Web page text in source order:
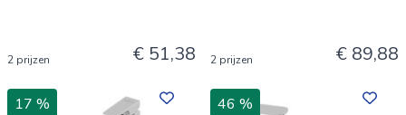
2 prijzen € 51,38 2 prijzen € 89,88
17 % 46 %